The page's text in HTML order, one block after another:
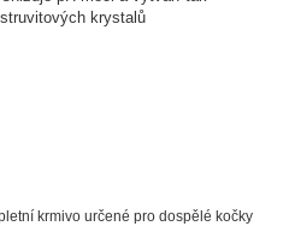
krystalů
krmivo určené pro dospělé kočky